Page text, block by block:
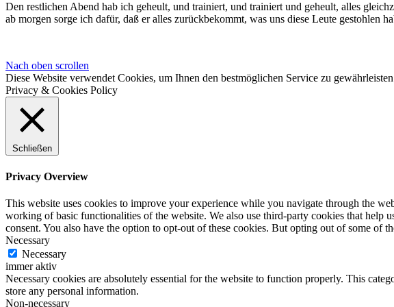
Den restlichen Abend hab ich geheult, und trainiert, und trainiert und geheult, alles
ab morgen sorge ich dafür, daß er alles zurückbekommt, was uns diese Leute gestohlen
Nach oben scrollen
Diese Website verwendet Cookies, um Ihnen den bestmöglichen Service zu
Privacy & Cookies Policy
Schließen
Privacy Overview
This website uses cookies to improve your experience while you navigate through the
working of basic functionalities of the website. We also use third-party cookies that
consent. You also have the option to opt-out of these cookies. But opting out of some of
Necessary
Necessary
immer aktiv
Necessary cookies are absolutely essential for the website to function properly. This
store any personal information.
Non-necessary